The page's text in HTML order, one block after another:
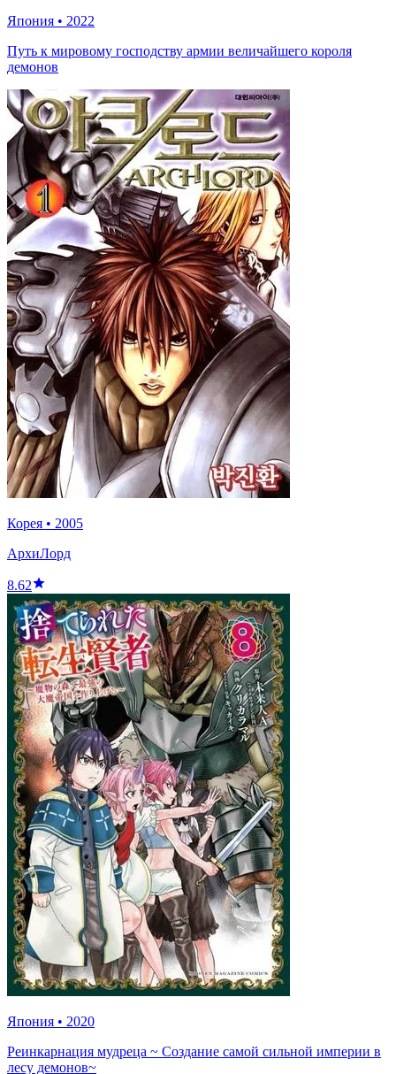
Япония • 2022
Путь к мировому господству армии величайшего короля
демонов
Корея • 2005
АрхиЛорд
8.62
Япония • 2020
Реинкарнация мудреца ~ Создание самой сильной империи в
лесу демонов~